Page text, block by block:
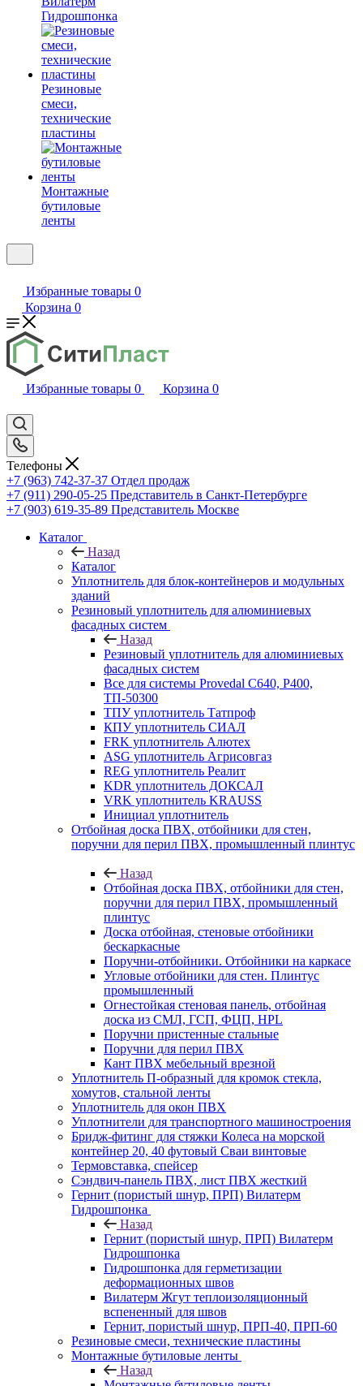
Гидрошпонка
Резиновые
смеси,
технические
пластины
Монтажные
бутиловые
ленты
Избранные товары 0
Корзина 0
Избранные товары 0 Корзина 0
Телефоны
+7 (963) 742-37-37 Отдел продаж
+7 (911) 290-05-25 Представитель в Санкт-Петербурге
+7 (903) 619-35-89 Представитель Москве
Каталог
Назад
Каталог
Уплотнитель для блок-контейнеров и модульных
зданий
Резиновый уплотнитель для алюминиевых
фасадных систем
Назад
Резиновый уплотнитель для алюминиевых
фасадных систем
Все для системы Provedal С640, Р400,
ТП-50300
ТПУ уплотнитель Татпроф
КПУ уплотнитель СИАЛ
FRK уплотнитель Алютех
ASG уплотнитель Агрисовгаз
REG уплотнитель Реалит
KDR уплотнитель ДОКСАЛ
VRK уплотнитель KRAUSS
Инициал уплотнитель
Отбойная доска ПВХ, отбойники для стен,
поручни для перил ПВХ, промышленный плинтус
Назад
Отбойная доска ПВХ, отбойники для стен,
поручни для перил ПВХ, промышленный
плинтус
Доска отбойная, стеновые отбойники
бескаркасные
Поручни-отбойники. Отбойники на каркасе
Угловые отбойники для стен. Плинтус
промышленный
Огнестойкая стеновая панель, отбойная
доска из СМЛ, ГСП, ФЦП, HPL
Поручни пристенные стальные
Поручни для перил ПВХ
Кант ПВХ мебельный врезной
Уплотнитель П-образный для кромок стекла,
хомутов, стальной ленты
Уплотнитель для окон ПВХ
Уплотнители для транспортного машиностроения
Бридж-фитинг для стяжки Колеса на морской
контейнер 20, 40 футовый Сваи винтовые
Термовставка, спейсер
Сэндвич-панель ПВХ, лист ПВХ жесткий
Гернит (пористый шнур, ПРП) Вилатерм
Гидрошпонка
Назад
Гернит (пористый шнур, ПРП) Вилатерм
Гидрошпонка
Гидрошпонка для герметизации
деформационных швов
Вилатерм Жгут теплоизоляционный
вспененный для швов
Гернит, пористый шнур, ПРП-40, ПРП-60
Резиновые смеси, технические пластины
Монтажные бутиловые ленты
Назад